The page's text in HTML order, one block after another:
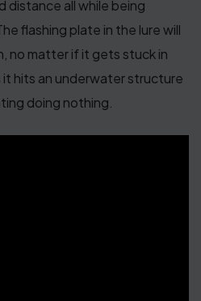
distance all while being
flashing plate in the lure will
no matter if it gets stuck in
hits an underwater structure
doing nothing.